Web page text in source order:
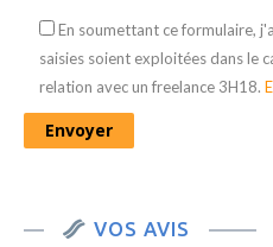
En soumettant ce formulaire,
saisies soient exploitées dans le
relation avec un freelance 3H18.
VOS AVIS